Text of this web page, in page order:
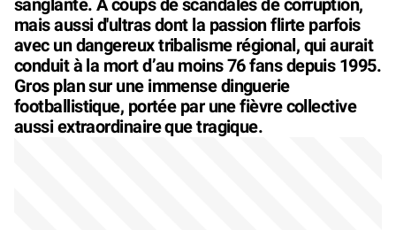
sanglante. À coups de scandales de corruption,
mais aussi d'ultras dont la passion flirte parfois
avec un dangereux tribalisme régional, qui aurait
conduit à la mort d’au moins 76 fans depuis 1995.
Gros plan sur une immense dinguerie
footballistique, portée par une fièvre collective
aussi extraordinaire que tragique.